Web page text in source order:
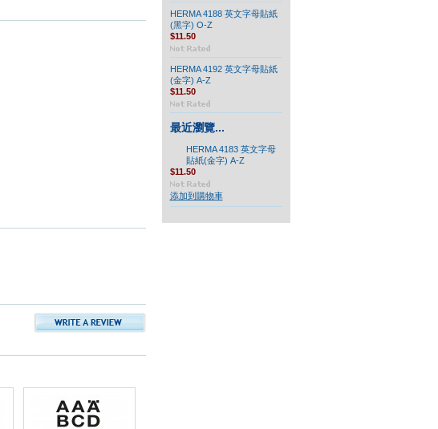
HERMA 4188 英文字母貼紙
(黑字) O-Z
$11.50
HERMA 4192 英文字母貼紙
(金字) A-Z
$11.50
最近瀏覽...
HERMA 4183 英文字母
貼紙(金字) A-Z
$11.50
添加到購物車